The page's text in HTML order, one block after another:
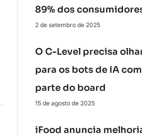
89% dos
2 de setembro de 2025
O C-Level precisa
para os bots de IA
parte do board
15 de agosto de 2025
iFood anuncia